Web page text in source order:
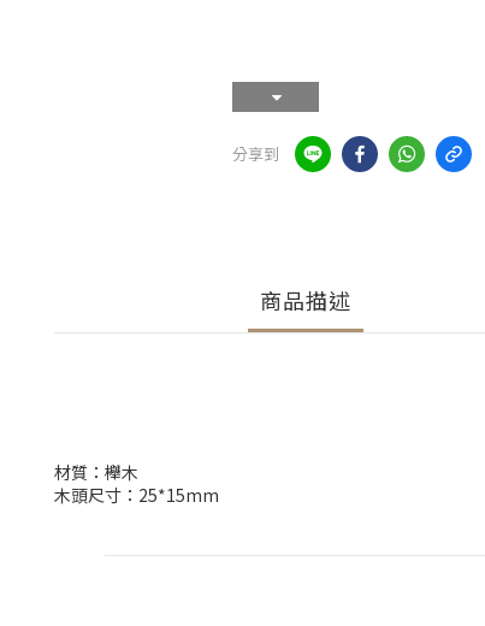
分享到
商品描述
材質：櫸木
木頭尺寸：25*15mm